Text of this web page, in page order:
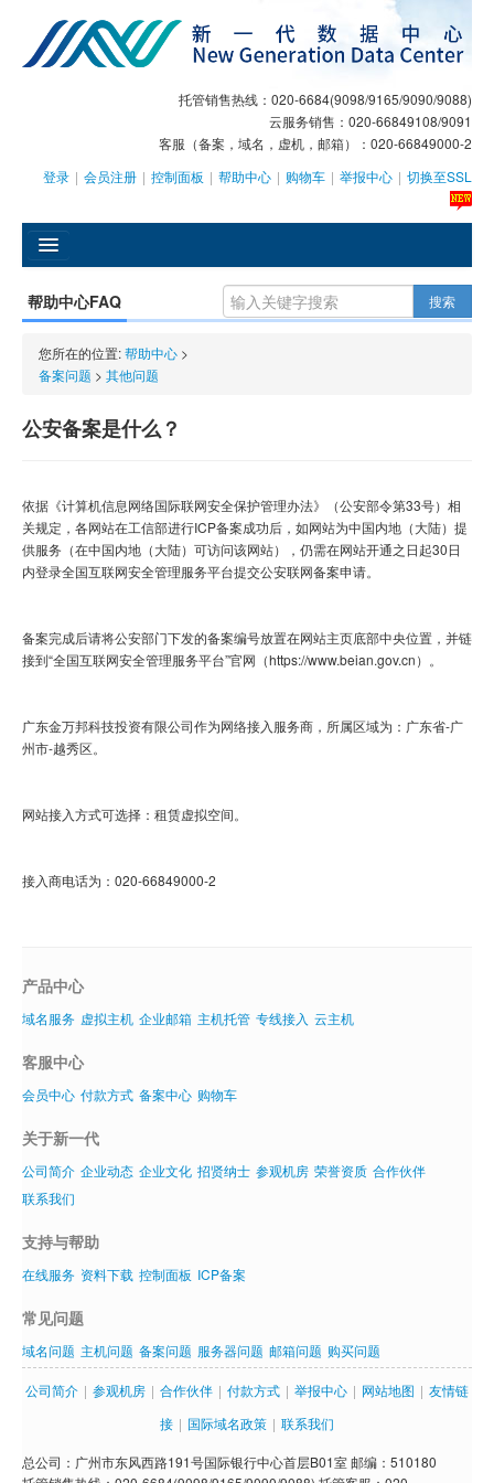
托管销售热线：020-6684(9098/9165/9090/9088)
云服务销售：020-66849108/9091
客服（备案，域名，虚机，邮箱）：020-66849000-2
登录 | 会员注册 | 控制面板 | 帮助中心 | 购物车 | 举报中心 | 切换至SSL
GEO
AI客服
大模型服务
域名注册
虚拟主机
SSL证书
客服中心
帮助中心FAQ 搜索
您所在的位置:帮助中心 >
备案问题 > 其他问题
公安备案是什么？
依据《计算机信息网络国际联网安全保护管理办法》（公安部令第33号）相
关规定，各网站在工信部进行ICP备案成功后，如网站为中国内地（大陆）提
供服务（在中国内地（大陆）可访问该网站），仍需在网站开通之日起30日
内登录全国互联网安全管理服务平台提交公安联网备案申请。
备案完成后请将公安部门下发的备案编号放置在网站主页底部中央位置，并链
接到“全国互联网安全管理服务平台”官网（https://www.beian.gov.cn）。
广东金万邦科技投资有限公司作为网络接入服务商，所属区域为：广东省-广
州市-越秀区。
网站接入方式可选择：租赁虚拟空间。
接入商电话为： 020-66849000-2
产品中心
域名服务 虚拟主机 企业邮箱 主机托管 专线接入 云主机
客服中心
会员中心 付款方式 备案中心 购物车
关于新一代
公司简介 企业动态 企业文化 招贤纳士 参观机房 荣誉资质 合作伙伴
联系我们
支持与帮助
在线服务 资料下载 控制面板 ICP备案
常见问题
域名问题 主机问题 备案问题 服务器问题 邮箱问题 购买问题
公司简介 | 参观机房 | 合作伙伴 | 付款方式 | 举报中心 | 网站地图 | 友情链
接 | 国际域名政策 | 联系我们
总公司：广州市东风西路191号国际银行中心首层B01室 邮编：510180